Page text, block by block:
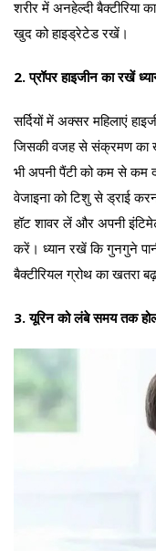
शरीर में अनहेल्दी बैक्टीरिया
खुद को हाइड्रेटेड रखें।
2.प्रॉपर हाइजीन का रखें
सर्दियों में अक्सर महिलाएं
जिसकी वजह से संक्रमण का
भी अपनी पैंटी को कम से कम
वेजाइना को टिशु से ड्राई
हॉट शावर लें और अपनी
करें। ध्यान रखें कि गुनगुने
बैक्टीरियल ग्रोथ का खतरा
3.यूरिन को लंबे समय तक